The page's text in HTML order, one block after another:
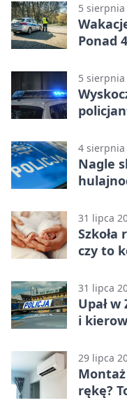
5 sierpnia
Ponad
5 sierpnia
4 sierpnia
Nagle
31 lipca
czy to
31 lipca
Upał
i
29 lipca
rękę?